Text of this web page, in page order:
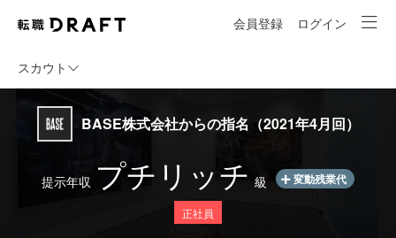
会員登録 ログイン
スカウト
BASE株式会社からの指名（2021年4月回）
提示年収 プチリッチ 級 変動残業代
正社員